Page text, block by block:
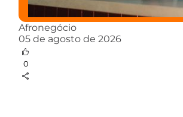
Afronegócio
05 de agosto de 2026
0